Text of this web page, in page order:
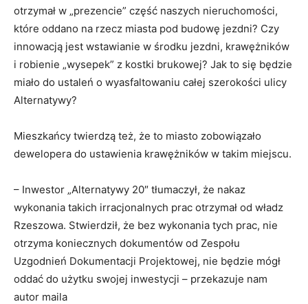
otrzymał w „prezencie” część naszych nieruchomości,
które oddano na rzecz miasta pod budowę jezdni? Czy
innowacją jest wstawianie w środku jezdni, krawężników
i robienie „wysepek” z kostki brukowej? Jak to się będzie
miało do ustaleń o wyasfaltowaniu całej szerokości ulicy
Alternatywy?
Mieszkańcy twierdzą też, że to miasto zobowiązało
dewelopera do ustawienia krawężników w takim miejscu.
– Inwestor „Alternatywy 20″ tłumaczył, że nakaz
wykonania takich irracjonalnych prac otrzymał od władz
Rzeszowa. Stwierdził, że bez wykonania tych prac, nie
otrzyma koniecznych dokumentów od Zespołu
Uzgodnień Dokumentacji Projektowej, nie będzie mógł
oddać do użytku swojej inwestycji – przekazuje nam
autor maila